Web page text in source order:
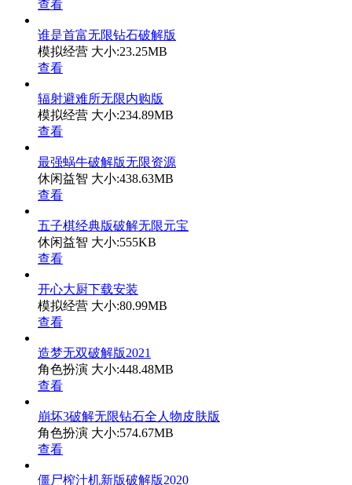
查看
谁是首富无限钻石破解版
模拟经营 大小:23.25MB
查看
辐射避难所无限内购版
模拟经营 大小:234.89MB
查看
最强蜗牛破解版无限资源
休闲益智 大小:438.63MB
查看
五子棋经典版破解无限元宝
休闲益智 大小:555KB
查看
开心大厨下载安装
模拟经营 大小:80.99MB
查看
造梦无双破解版2021
角色扮演 大小:448.48MB
查看
崩坏3破解无限钻石全人物皮肤版
角色扮演 大小:574.67MB
查看
僵尸榨汁机新版破解版2020